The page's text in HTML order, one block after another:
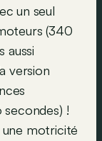
un seul
(340
aussi
version
!
motricité